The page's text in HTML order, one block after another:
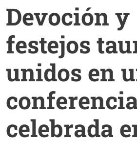
Devoción y
festejos
unidos en
celebrada